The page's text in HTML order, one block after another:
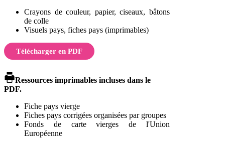
Crayons de couleur, papier, ciseaux, bâtons
de colle
Visuels pays, fiches pays (imprimables)
Télécharger en PDF
Ressources imprimables incluses dans le
PDF.
Fiche pays vierge
Fiches pays corrigées organisées par groupes
Fonds de carte vierges de l'Union
Européenne